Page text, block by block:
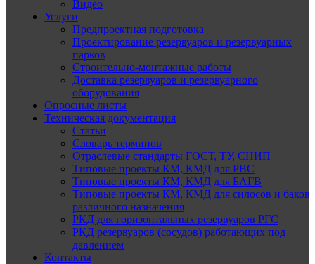
Видео
Услуги
Предпроектная подготовка
Проектирование резервуаров и резервуарных
парков
Строительно-монтажные работы
Доставка резервуаров и резервуарного
оборудования
Опросные листы
Техническая документация
Статьи
Словарь терминов
Отраслевые стандарты ГОСТ, ТУ, СНИП
Типовые проекты КМ, КМД для РВС
Типовые проекты КМ, КМД для БАГВ
Типовые проекты КМ, КМД для силосов и баков
различного назначения
РКД для горизонтальных резервуаров РГС
РКД резервуаров (сосудов) работающих под
давлением
Контакты